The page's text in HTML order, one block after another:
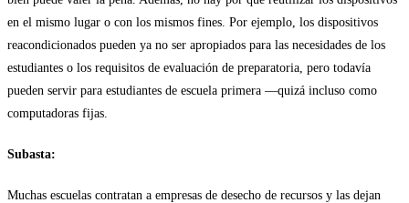
en el mismo lugar o con los mismos fines. Por ejemplo, los dispositivos
reacondicionados pueden ya no ser apropiados para las necesidades de los
estudiantes o los requisitos de evaluación de preparatoria, pero todavía
pueden servir para estudiantes de escuela primera —quizá incluso como
computadoras fijas.
Subasta:
Muchas escuelas contratan a empresas de desecho de recursos y las dejan